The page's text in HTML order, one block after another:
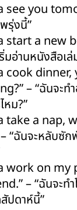
see you
รุ่งนี้”
start a new
มอ่านหนังสือเ
cook dinner,
– “ฉันจะท
หม?”
take a nap,
“ฉันจะหลับซั
work on my
– “ฉันจะท
ปดาห์นี้”